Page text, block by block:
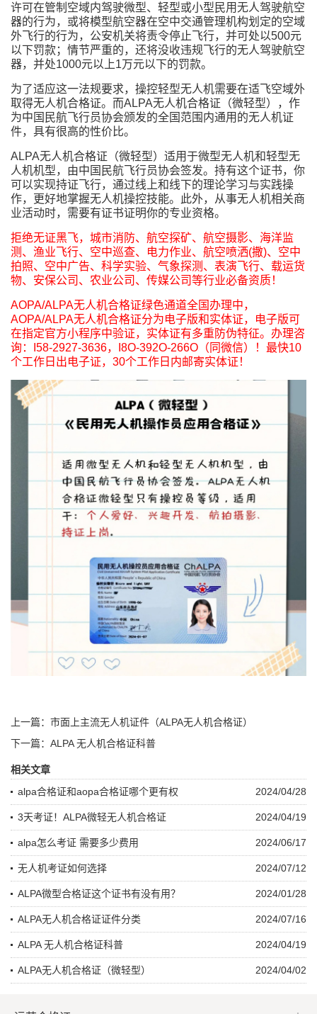
许可在管制空域内驾驶微型、轻型或小型民用无人驾驶航空
器的行为，或将模型航空器在空中交通管理机构划定的空域
外飞行的行为，公安机关将责令停止飞行，并可处以500元
以下罚款；情节严重的，还将没收违规飞行的无人驾驶航空
器，并处1000元以上1万元以下的罚款。
为了适应这一法规要求，操控轻型无人机需要在适飞空域外
取得无人机合格证。而ALPA无人机合格证（微轻型），作
为中国民航飞行员协会颁发的全国范围内通用的无人机证
件，具有很高的性价比。
ALPA无人机合格证（微轻型）适用于微型无人机和轻型无
人机机型，由中国民航飞行员协会签发。持有这个证书，你
可以实现持证飞行，通过线上和线下的理论学习与实践操
作，更好地掌握无人机操控技能。此外，从事无人机相关商
业活动时，需要有证书证明你的专业资格。
拒绝无证黑飞，城市消防、航空探矿、航空摄影、海洋监
测、渔业飞行、空中巡查、电力作业、航空喷洒(撒)、空中
拍照、空中广告、科学实验、气象探测、表演飞行、载运货
物、安保公司、农业公司、传媒公司等行业必备资质！
AOPA/ALPA无人机合格证绿色通道全国办理中，
AOPA/ALPA无人机合格证分为电子版和实体证，电子版可
在指定官方小程序中验证，实体证有多重防伪特征。办理咨
询：I58-2927-3636，I8O-392O-266O（同微信）！最快10
个工作日出电子证，30个工作日内邮寄实体证！
上一篇：市面上主流无人机证件（ALPA无人机合格证）
下一篇：ALPA 无人机合格证科普
相关文章
2024/04/28
alpa合格证和aopa合格证哪个更有权
2024/04/19
3天考证！ALPA微轻无人机合格证
2024/06/17
alpa怎么考证 需要多少费用
2024/07/12
无人机考证如何选择
2024/01/28
ALPA微型合格证这个证书有没有用？
2024/07/16
ALPA无人机合格证证件分类
2024/04/19
ALPA 无人机合格证科普
2024/04/02
ALPA无人机合格证（微轻型）